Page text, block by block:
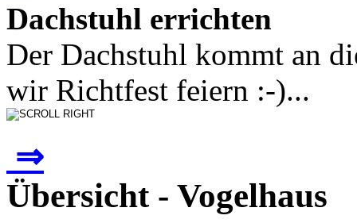
Dachstuhl errichten
Der Dachstuhl kommt an
wir Richtfest feiern :-)...
⇒
Übersicht - Vogelhaus